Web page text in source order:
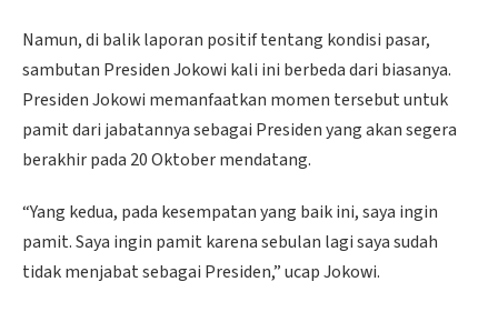
Namun, di balik laporan positif tentang kondisi pasar,
sambutan Presiden Jokowi kali ini berbeda dari biasanya.
Presiden Jokowi memanfaatkan momen tersebut untuk
pamit dari jabatannya sebagai Presiden yang akan segera
berakhir pada 20 Oktober mendatang.
“Yang kedua, pada kesempatan yang baik ini, saya ingin
pamit. Saya ingin pamit karena sebulan lagi saya sudah
tidak menjabat sebagai Presiden,” ucap Jokowi.